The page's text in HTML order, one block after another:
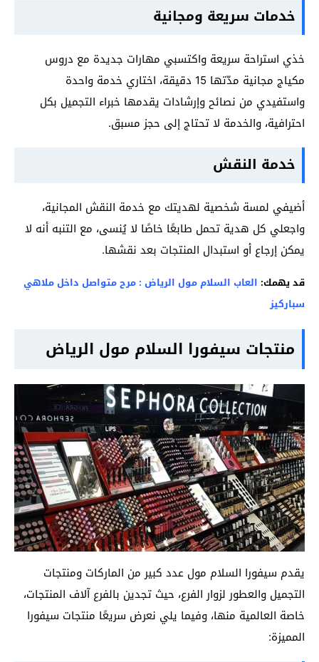
خدمات سريعة ومجانية
خذي استراحة سريعة واكتسبي مهارات جديدة مع دروس
مكياج مجانية مدّتها 15 دقيقة، اختاري خدمة واحدة
واستفيدي من نصائح وإرشادات يقدمها خبراء التجميل بكل
احترافية، والخدمة لا تحتاج إلى حجز مسبق.
خدمة النقش
أضيفي لمسة شخصية لهديتك مع خدمة النقش المجانية،
واجعلي كل هدية تحمل طابعًا خاصًا لا يُنسى، مع التنبه أنه لا
يمكن إرجاع أو استبدال المنتجات بعد نقشها.
قد يهمك: العاب السلام مول الرياض : مرح متواصل داخل ملاهي
سباركيز
منتجات سيفورا السلام مول الرياض
يقدم سيفورا السلام مول عدد كبير من الماركات ومنتجات
التجميل والعطور لزوار الفرع، حيث تجدين بالفرع آلاف المنتجات،
خاصة العالمية منها، وفيما يلي نعرض سريعًا منتجات سيفورا
المميزة: